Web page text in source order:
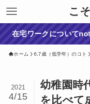
こ
在宅ワークについて
ホーム 6,7歳（低学年）のコト
幼稚園時
を比べて
2021
4/15